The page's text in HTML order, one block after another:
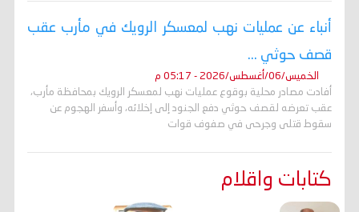
أنباء عن عمليات نهب لمعسكر الرويك في مأرب عقب
قصف حوثي ...
الخميس/06/أغسطس/2026 - 05:17 م
أفادت مصادر محلية بوقوع عمليات نهب لمعسكر الرويك بمحافظة مأرب،
عقب تعرضه لقصف حوثي دفع الجنود إلى إخلائه، وأسفر الهجوم عن
سقوط قتلى وجرحى في صفوف قوات
كتابات واقلام